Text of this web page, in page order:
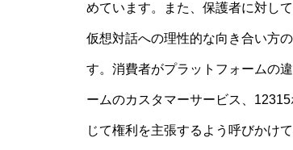
めています。また、保護者に対し
仮想対話への理性的な向き合い方
す。消費者がプラットフォームの
ームのカスタマーサービス、
じて権利を主張するよう呼びかけて